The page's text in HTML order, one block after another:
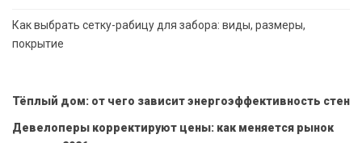
Как выбрать сетку-рабицу для забора: виды, размеры,
покрытие
Тёплый дом: от чего зависит энергоэффективность стен
Девелоперы корректируют цены: как меняется рынок